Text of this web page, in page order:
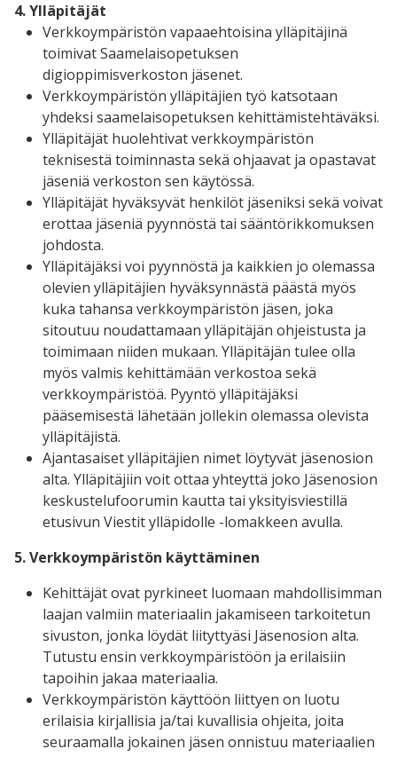
4. Ylläpitäjät
Verkkoympäristön vapaaehtoisina ylläpitäjinä
toimivat Saamelaisopetuksen
digioppimisverkoston jäsenet.
Verkkoympäristön ylläpitäjien työ katsotaan
yhdeksi saamelaisopetuksen kehittämistehtäväksi.
Ylläpitäjät huolehtivat verkkoympäristön
teknisestä toiminnasta sekä ohjaavat ja opastavat
jäseniä verkoston sen käytössä.
Ylläpitäjät hyväksyvät henkilöt jäseniksi sekä voivat
erottaa jäseniä pyynnöstä tai sääntörikkomuksen
johdosta.
Ylläpitäjäksi voi pyynnöstä ja kaikkien jo olemassa
olevien ylläpitäjien hyväksynnästä päästä myös
kuka tahansa verkkoympäristön jäsen, joka
sitoutuu noudattamaan ylläpitäjän ohjeistusta ja
toimimaan niiden mukaan. Ylläpitäjän tulee olla
myös valmis kehittämään verkostoa sekä
verkkoympäristöä. Pyyntö ylläpitäjäksi
pääsemisestä lähetään jollekin olemassa olevista
ylläpitäjistä.
Ajantasaiset ylläpitäjien nimet löytyvät jäsenosion
alta. Ylläpitäjiin voit ottaa yhteyttä joko Jäsenosion
keskustelufoorumin kautta tai yksityisviestillä
etusivun Viestit ylläpidolle -lomakkeen avulla.
5.Verkkoympäristön käyttäminen
Kehittäjät ovat pyrkineet luomaan mahdollisimman
laajan valmiin materiaalin jakamiseen tarkoitetun
sivuston, jonka löydät liityttyäsi Jäsenosion alta.
Tutustu ensin verkkoympäristöön ja erilaisiin
tapoihin jakaa materiaalia.
Verkkoympäristön käyttöön liittyen on luotu
erilaisia kirjallisia ja/tai kuvallisia ohjeita, joita
seuraamalla jokainen jäsen onnistuu materiaalien